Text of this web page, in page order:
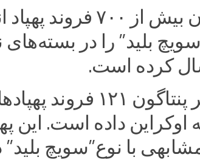
آمریکا تاکنون بیش از ۷۰۰
بلید” را در
کرده است.
از سوی دیگر پنتاگون
داده است. این
با نوع”سویچ بلید”